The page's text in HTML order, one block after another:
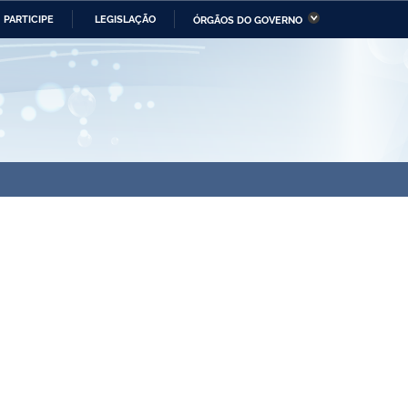
PARTICIPE LEGISLAÇÃO ÓRGÃOS DO GOVERNO
da Economia Ministério da Infraestrutura